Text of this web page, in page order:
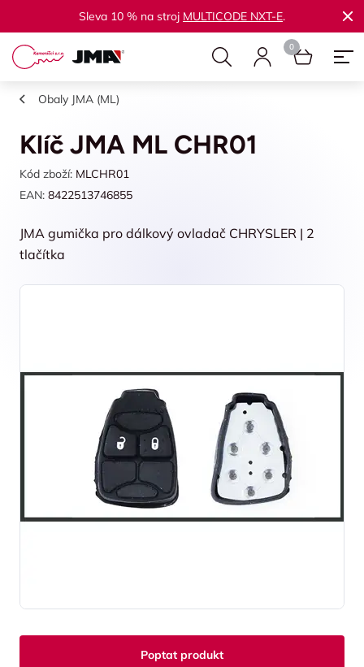
Sleva 10 % na stroj MULTICODE NXT-E.
Obaly JMA (ML)
Klíč JMA ML CHR01
Kód zboží: MLCHR01
EAN: 8422513746855
JMA gumička pro dálkový ovladač CHRYSLER | 2
tlačítka
Poptat produkt